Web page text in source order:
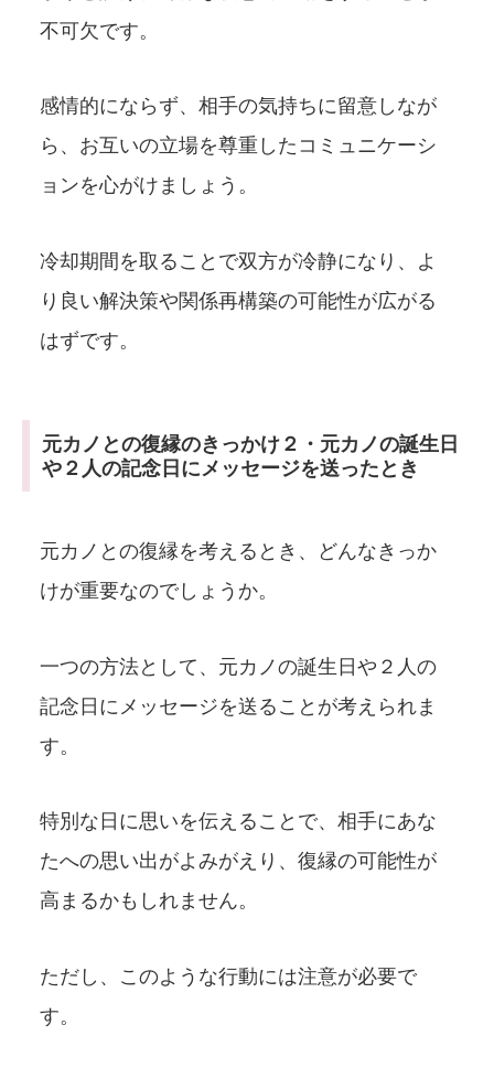
不可欠です。
感情的にならず、相手の気持ちに留意しなが
ら、お互いの立場を尊重したコミュニケーシ
ョンを心がけましょう。
冷却期間を取ることで双方が冷静になり、よ
り良い解決策や関係再構築の可能性が広がる
はずです。
元カノとの復縁のきっかけ２・元カノの誕生日
や２人の記念日にメッセージを送ったとき
元カノとの復縁を考えるとき、どんなきっか
けが重要なのでしょうか。
一つの方法として、元カノの誕生日や２人の
記念日にメッセージを送ることが考えられま
す。
特別な日に思いを伝えることで、相手にあな
たへの思い出がよみがえり、復縁の可能性が
高まるかもしれません。
ただし、このような行動には注意が必要で
す。